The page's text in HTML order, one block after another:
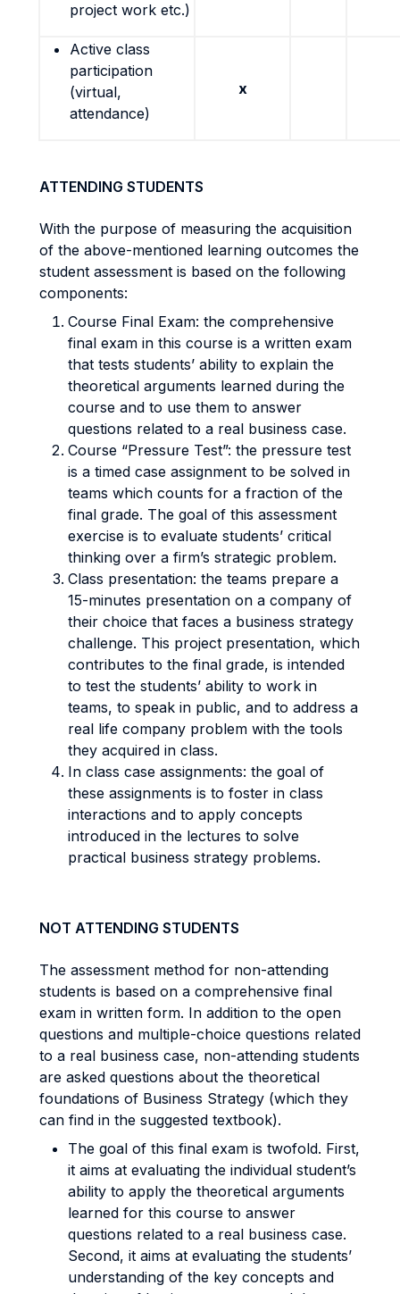
project work etc.)
Active class
participation
(virtual,
attendance)
x
ATTENDING STUDENTS
With the purpose of measuring the acquisition
of the above-mentioned learning outcomes the
student assessment is based on the following
components:
Course Final Exam: the comprehensive
final exam in this course is a written exam
that tests students’ ability to explain the
theoretical arguments learned during the
course and to use them to answer
questions related to a real business case.
Course “Pressure Test”: the pressure test
is a timed case assignment to be solved in
teams which counts for a fraction of the
final grade. The goal of this assessment
exercise is to evaluate students’ critical
thinking over a firm’s strategic problem.
Class presentation: the teams prepare a
15-minutes presentation on a company of
their choice that faces a business strategy
challenge. This project presentation, which
contributes to the final grade, is intended
to test the students’ ability to work in
teams, to speak in public, and to address a
real life company problem with the tools
they acquired in class.
In class case assignments: the goal of
these assignments is to foster in class
interactions and to apply concepts
introduced in the lectures to solve
practical business strategy problems.
NOT ATTENDING STUDENTS
The assessment method for non-attending
students is based on a comprehensive final
exam in written form. In addition to the open
questions and multiple-choice questions related
to a real business case, non-attending students
are asked questions about the theoretical
foundations of Business Strategy (which they
can find in the suggested textbook).
The goal of this final exam is twofold. First,
it aims at evaluating the individual student’s
ability to apply the theoretical arguments
learned for this course to answer
questions related to a real business case.
Second, it aims at evaluating the students’
understanding of the key concepts and